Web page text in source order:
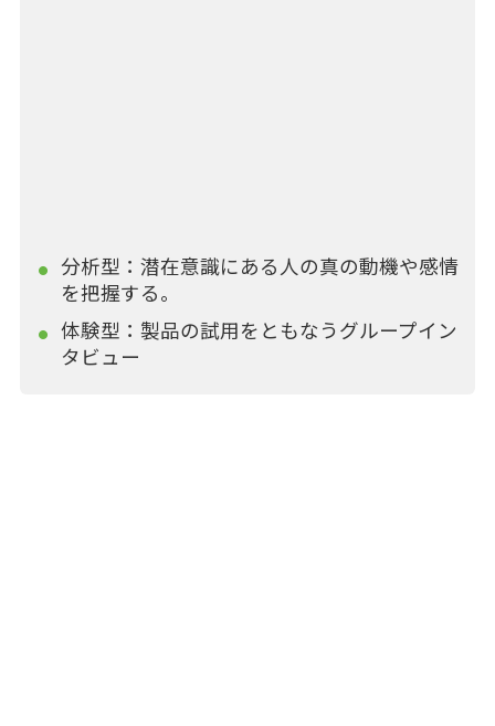
分析型：潜在意識にある人の真の動機や感情
を把握する。
体験型：製品の試用をともなうグループイン
タビュー